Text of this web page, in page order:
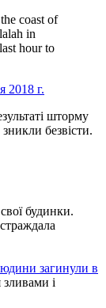
coast of
in
hour to
2018 г.
шторму
безвісти.
будинки.
загинули в
і